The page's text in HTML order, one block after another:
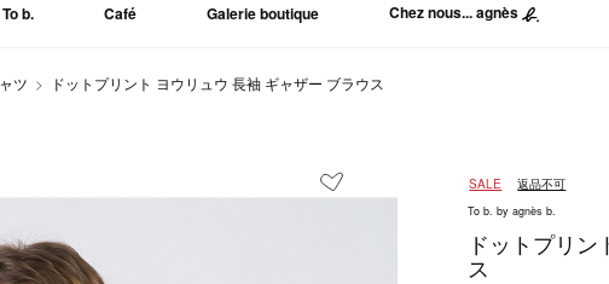
To b. Café Galerie boutique Chez nous... agnès
ツ ドットプリント ヨウリュウ 長袖 ギャザー ブラウス
SALE 返品不可
To b. by agnès b.
ドットプリ
ス